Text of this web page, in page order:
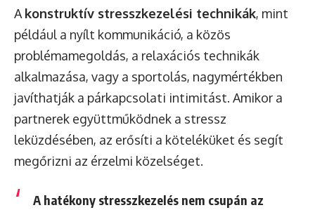
A konstruktív stresszkezelési technikák, mint
például a nyílt kommunikáció, a közös
problémamegoldás, a relaxációs technikák
alkalmazása, vagy a sportolás, nagymértékben
javíthatják a párkapcsolati intimitást. Amikor a
partnerek együttműködnek a stressz
leküzdésében, az erősíti a köteléküket és segít
megőrizni az érzelmi közelséget.
A hatékony stresszkezelés nem csupán az